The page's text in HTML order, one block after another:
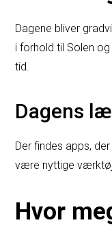
Dagene bliver
i forhold til Solen
tid.
Dagens
Der findes apps,
være nyttige
Hvor